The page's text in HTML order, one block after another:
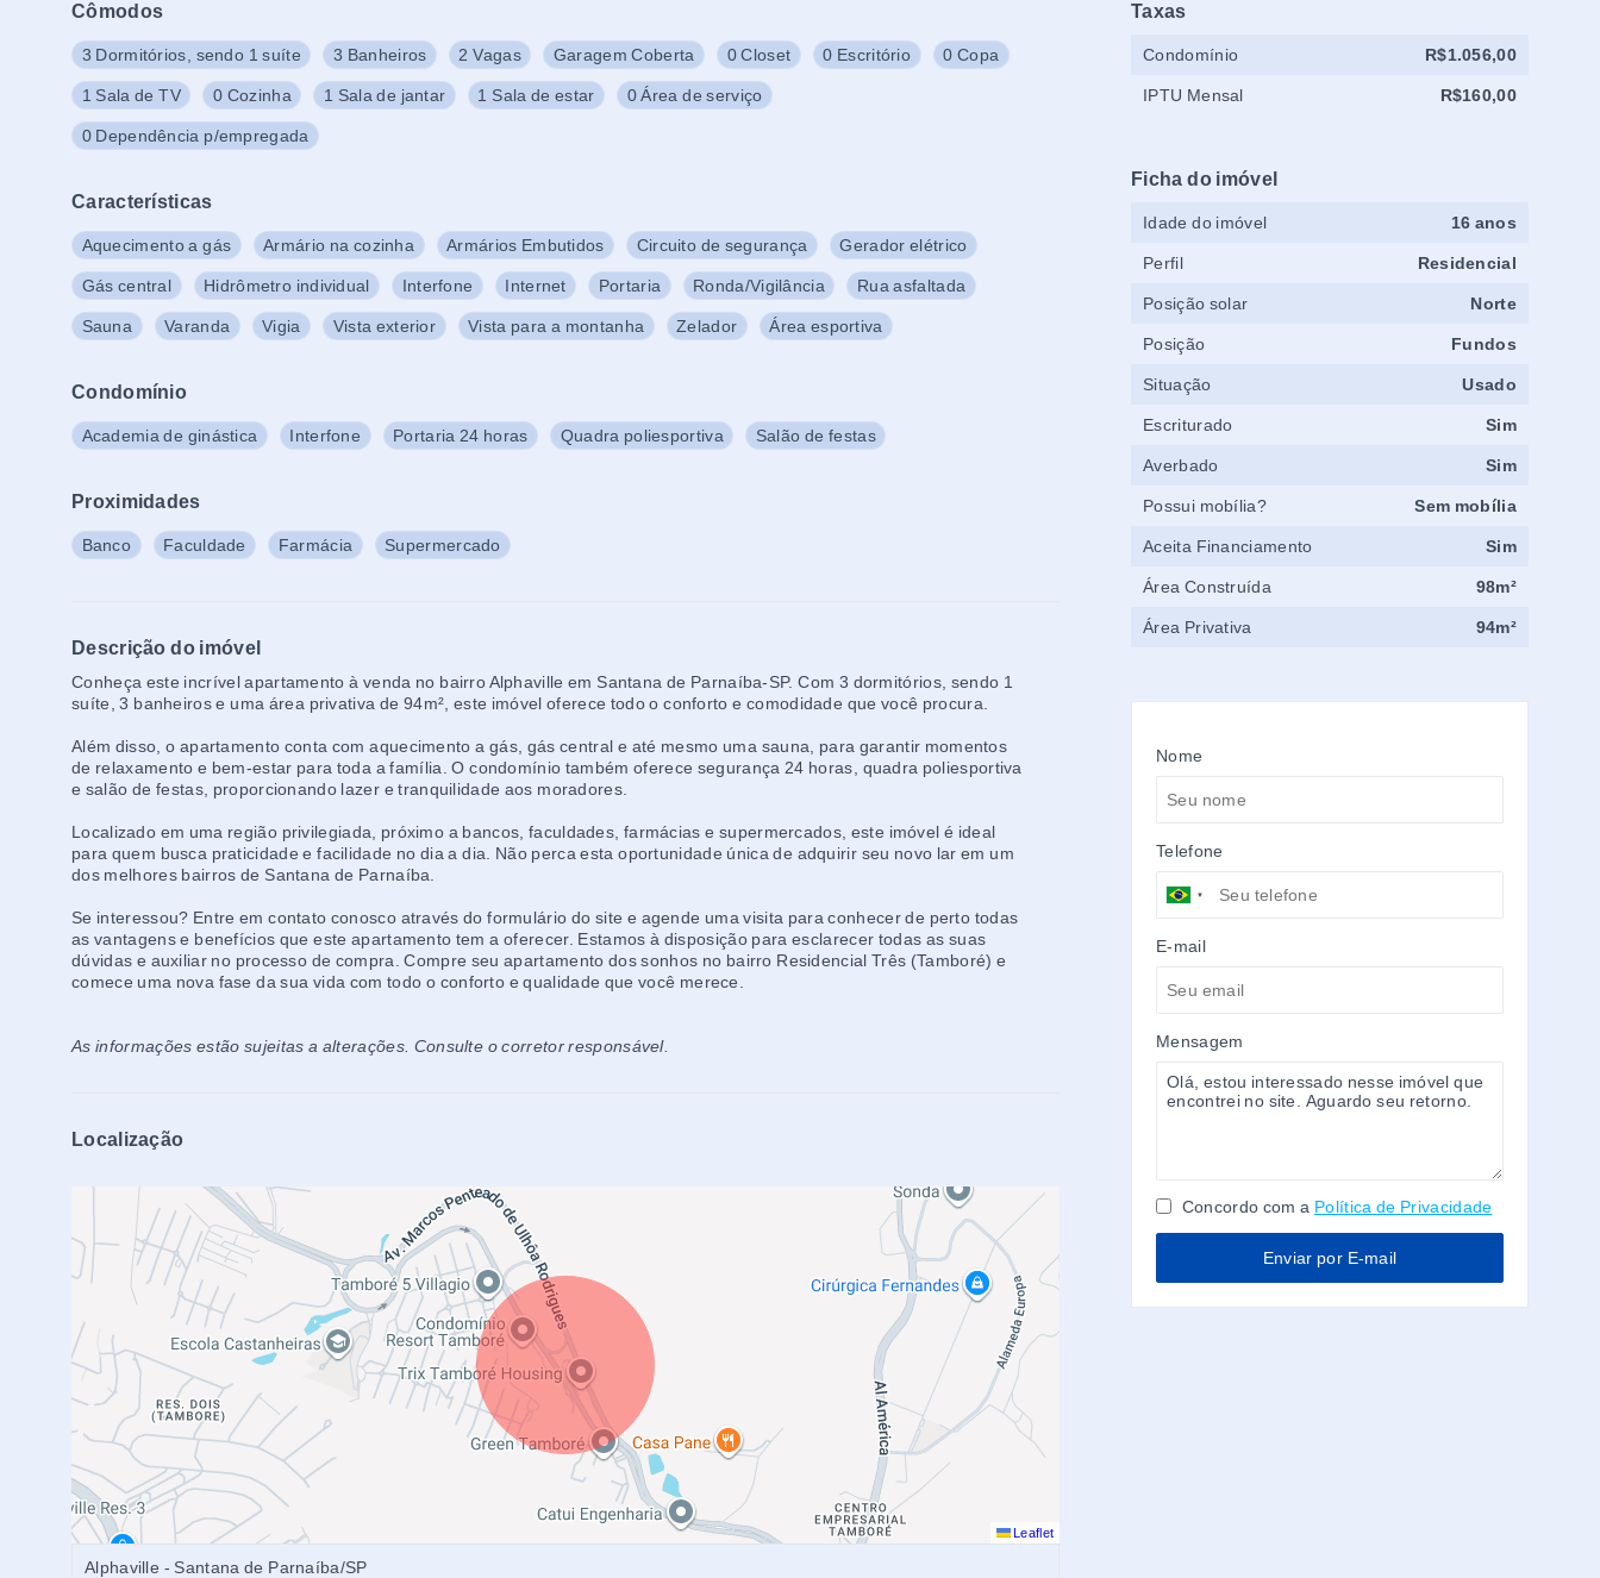
Cômodos
3 Dormitórios, sendo 1 suíte 3 Banheiros 2 Vagas Garagem Coberta 0 Closet 0 Escritório 0 Copa
1 Sala de TV 0 Cozinha 1 Sala de jantar 1 Sala de estar 0 Área de serviço
0 Dependência p/empregada
Características
Aquecimento a gás Armário na cozinha Armários Embutidos Circuito de segurança Gerador elétrico
Gás central Hidrômetro individual Interfone Internet Portaria Ronda/Vigilância Rua asfaltada
Sauna Varanda Vigia Vista exterior Vista para a montanha Zelador Área esportiva
Condomínio
Academia de ginástica Interfone Portaria 24 horas Quadra poliesportiva Salão de festas
Proximidades
Banco Faculdade Farmácia Supermercado
Descrição do imóvel
Conheça este incrível apartamento à venda no bairro Alphaville em Santana de Parnaíba-SP. Com 3 dormitórios, sendo 1
suíte, 3 banheiros e uma área privativa de 94m², este imóvel oferece todo o conforto e comodidade que você procura.
Além disso, o apartamento conta com aquecimento a gás, gás central e até mesmo uma sauna, para garantir momentos
de relaxamento e bem-estar para toda a família. O condomínio também oferece segurança 24 horas, quadra poliesportiva
e salão de festas, proporcionando lazer e tranquilidade aos moradores.
Localizado em uma região privilegiada, próximo a bancos, faculdades, farmácias e supermercados, este imóvel é ideal
para quem busca praticidade e facilidade no dia a dia. Não perca esta oportunidade única de adquirir seu novo lar em um
dos melhores bairros de Santana de Parnaíba.
Se interessou? Entre em contato conosco através do formulário do site e agende uma visita para conhecer de perto todas
as vantagens e benefícios que este apartamento tem a oferecer. Estamos à disposição para esclarecer todas as suas
dúvidas e auxiliar no processo de compra. Compre seu apartamento dos sonhos no bairro Residencial Três (Tamboré) e
comece uma nova fase da sua vida com todo o conforto e qualidade que você merece.
As informações estão sujeitas a alterações. Consulte o corretor responsável.
Localização
Leaflet
Alphaville - Santana de Parnaíba/SP
Taxas
Condomínio R$1.056,00
IPTU Mensal R$160,00
Ficha do imóvel
Idade do imóvel 16 anos
Perfil Residencial
Posição solar Norte
Posição Fundos
Situação Usado
Escriturado Sim
Averbado Sim
Possui mobília? Sem mobília
Aceita Financiamento Sim
Área Construída 98m²
Área Privativa 94m²
Nome
Telefone
E-mail
Mensagem
Concordo com a Política de Privacidade
Enviar por E-mail